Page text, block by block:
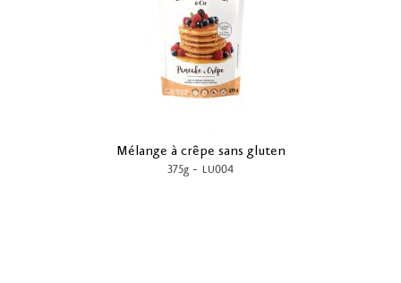
Mélange à crêpe sans gluten
375g - LU004